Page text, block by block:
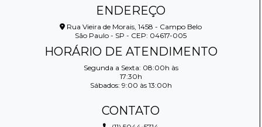
ENDEREÇO
Rua Vieira de Morais, 1458 - Campo Belo
São Paulo - SP - CEP: 04617-005
HORÁRIO DE ATENDIMENTO
Segunda a Sexta: 08:00h às
17:30h
Sábados: 9:00 às 13:00h
CONTATO